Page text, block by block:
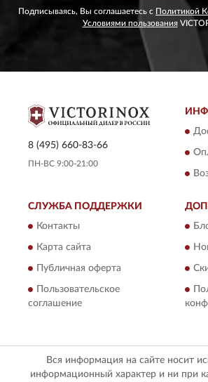
Подписываясь, Вы соглашаетесь с Политикой
Условиями пользования
8 (495) 660-83-66
ПН-ВС 9:00-21:00
СЛУЖБА ПОДДЕРЖКИ
Контакты
Карта сайта
Публичная оферта
Пользовательское
соглашение
Вся информация на сайте носит
информационный характер и ни при